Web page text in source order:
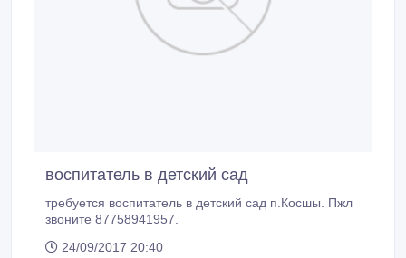
воспитатель в детский сад
требуется воспитатель в детский сад п.Косшы. Пжл
звоните 87758941957.
24/09/2017 20:40